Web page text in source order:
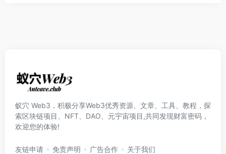
蚁穴 Web3，积极分享Web3优秀资源、文章、工具、教程，探
索区块链项目、NFT、DAO、元宇宙项目,共同发现财富密码，
欢迎您的体验!
友链申请 免责声明 广告合作 关于我们